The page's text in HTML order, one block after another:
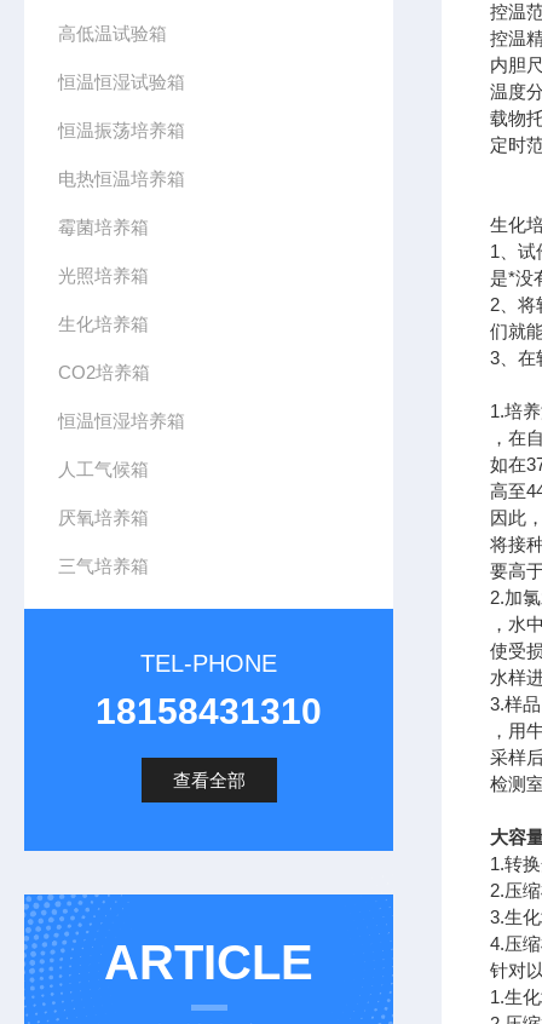
高低温试验箱
恒温恒湿试验箱
恒温振荡培养箱
电热恒温培养箱
霉菌培养箱
光照培养箱
生化培养箱
CO2培养箱
恒温恒湿培养箱
人工气候箱
厌氧培养箱
三气培养箱
TEL-PHONE
18158431310
查看全部
ARTICLE
控温
控温
内胆
温度
载物
定时
生化
1、试
是*没
2、将
们就
3、在
1.培
，在
如在
高至
因此
将接
要高
2.加
，水
使受
水样
3.样
，用
采样
检测
大容
1.转
2.压
3.生
4.压
针对
1.生